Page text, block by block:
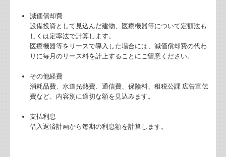
経営者お役立ち情報
TKCシステムQ&A
経営革新等支援機関とは
経営改善オンデマンド講座
継続MASシステム
減価償却費
設備投資として見込んだ建物、医療機器等について定額法も
しくは定率法で計算します。
医療機器等をリースで導入した場合には、減価償却費の代わ
りに毎月のリース料を計上することにご留意ください。
その他経費
消耗品費、水道光熱費、通信費、保険料、租税公課 広告宣伝
費など、内容別に適切な額を見込みます。
支払利息
借入返済計画から毎期の利息額を計算します。